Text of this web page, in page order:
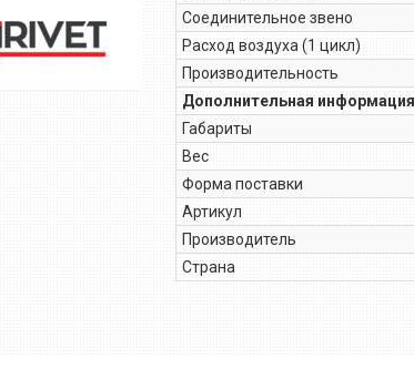
Соединительное звено
Расход воздуха (1 цикл)
Производительность
Дополнительная информация
Габариты
Вес
Форма поставки
Артикул
Производитель
Страна